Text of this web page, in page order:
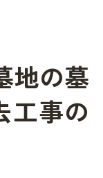
地の墓
工事の